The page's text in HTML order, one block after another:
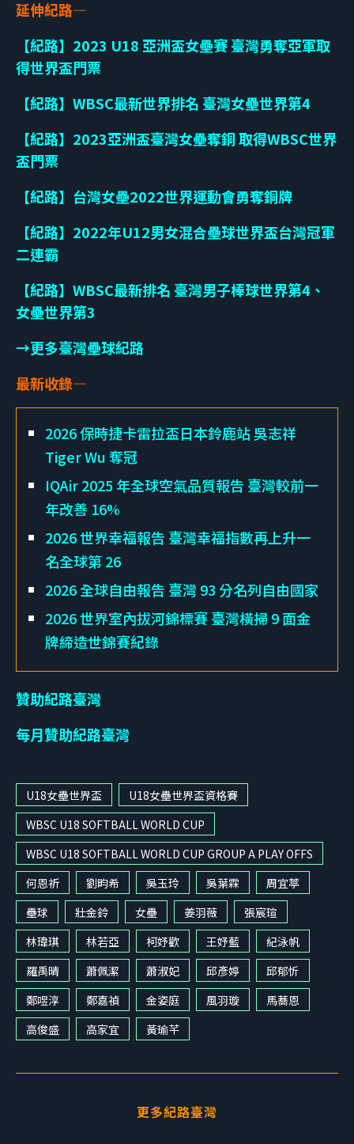
延伸紀路—
【紀路】2023 U18 亞洲盃女壘賽 臺灣勇奪亞軍取
得世界盃門票
【紀路】WBSC最新世界排名 臺灣女壘世界第4
【紀路】2023亞洲盃臺灣女壘奪銅 取得WBSC世界
盃門票
【紀路】台灣女壘2022世界運動會勇奪銅牌
【紀路】2022年U12男女混合壘球世界盃台灣冠軍
二連霸
【紀路】WBSC最新排名 臺灣男子棒球世界第4、
女壘世界第3
→更多臺灣壘球紀路
最新收錄—
2026 保時捷卡雷拉盃日本鈴鹿站 吳志祥
Tiger Wu 奪冠
IQAir 2025 年全球空氣品質報告 臺灣較前一
年改善 16%
2026 世界幸福報告 臺灣幸福指數再上升一
名全球第 26
2026 全球自由報告 臺灣 93 分名列自由國家
2026 世界室內拔河錦標賽 臺灣橫掃 9 面金
牌締造世錦賽紀錄
贊助紀路臺灣
每月贊助紀路臺灣
U18女壘世界盃
U18女壘世界盃資格賽
WBSC U18 SOFTBALL WORLD CUP
WBSC U18 SOFTBALL WORLD CUP GROUP A PLAY OFFS
何恩祈
劉畇希 吳玉玲 吳葉霖
周宜葶
壘球
壯金鈴 女壘 姜羽薇
張宸瑄
林瑋琪
林若亞 柯妤歡 王妤藍
紀泳帆
羅禹晴
蕭佩潔 蕭淑妃 邱彥婷
邱郁忻
鄭喅淳
鄭嘉禎 金姿庭 風羽璇
馬蕎恩
高俊盛
高家宜 黃瑜芊
更多紀路臺灣